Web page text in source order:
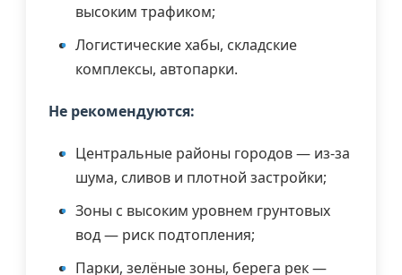
высоким трафиком;
Логистические хабы, складские
комплексы, автопарки.
Не рекомендуются:
Центральные районы городов — из-за
шума, сливов и плотной застройки;
Зоны с высоким уровнем грунтовых
вод — риск подтопления;
Парки, зелёные зоны, берега рек —